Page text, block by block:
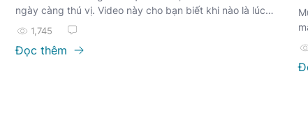
ngày càng thú vị. Video này cho bạn biết khi nào là lúc
thích hợp cho cột mốc này, và cách để cho trẻ ăn bốc 1
cách an toàn.
1,745
Đọc thêm